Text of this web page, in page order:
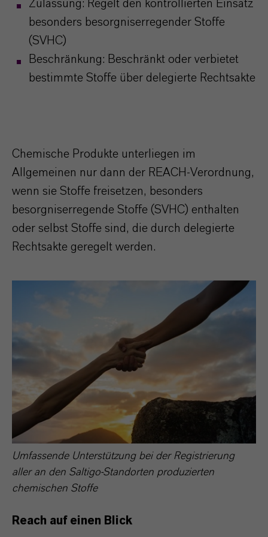
Zulassung: Regelt den kontrollierten Einsatz
besonders besorgniserregender Stoffe
(SVHC)
Beschränkung: Beschränkt oder verbietet
bestimmte Stoffe über delegierte Rechtsakte
Chemische Produkte unterliegen im
Allgemeinen nur dann der REACH-Verordnung,
wenn sie Stoffe freisetzen, besonders
besorgniserregende Stoffe (SVHC) enthalten
oder selbst Stoffe sind, die durch delegierte
Rechtsakte geregelt werden.
Umfassende Unterstützung bei der Registrierung
aller an den Saltigo-Standorten produzierten
chemischen Stoffe
Reach auf einen Blick